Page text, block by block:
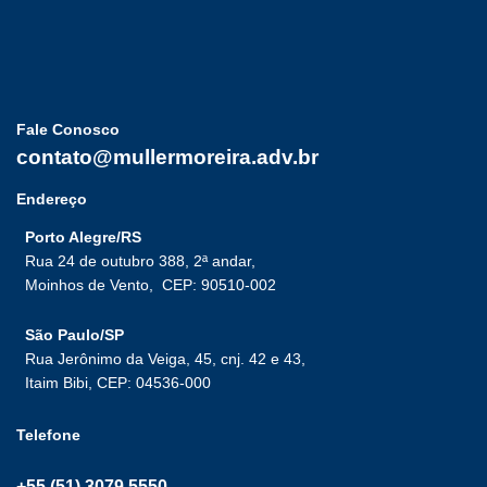
Fale Conosco
contato@mullermoreira.adv.br
Endereço
Porto Alegre/RS
Rua 24 de outubro 388, 2ª andar,
Moinhos de Vento, CEP: 90510-002
São Paulo/SP
Rua Jerônimo da Veiga, 45, cnj. 42 e 43,
Itaim Bibi, CEP: 04536-000
Telefone